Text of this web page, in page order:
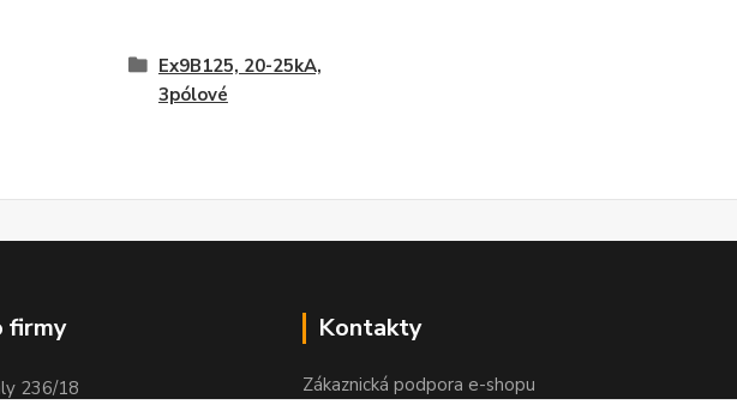
Ex9B125, 20-25kA,
3pólové
firmy
236/18
Kontakty
Zákaznická podpora e-shopu